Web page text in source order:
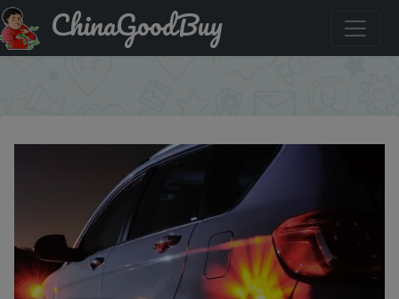
Код на знижку MYCP02 Car LED Flare Light Lamps
Strobe Flashing Warning Lights Roadside Emergency 3PCS
ChinaGoodBuy